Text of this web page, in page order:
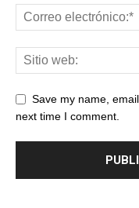
Save my name,
next time I comment.